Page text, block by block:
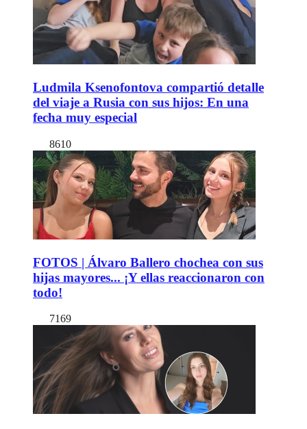
Ludmila Ksenofontova compartió detalle
del viaje a Rusia con sus hijos: En una
fecha muy especial
8610
FOTOS | Álvaro Ballero chochea con sus
hijas mayores... ¡Y ellas reaccionaron con
todo!
7169